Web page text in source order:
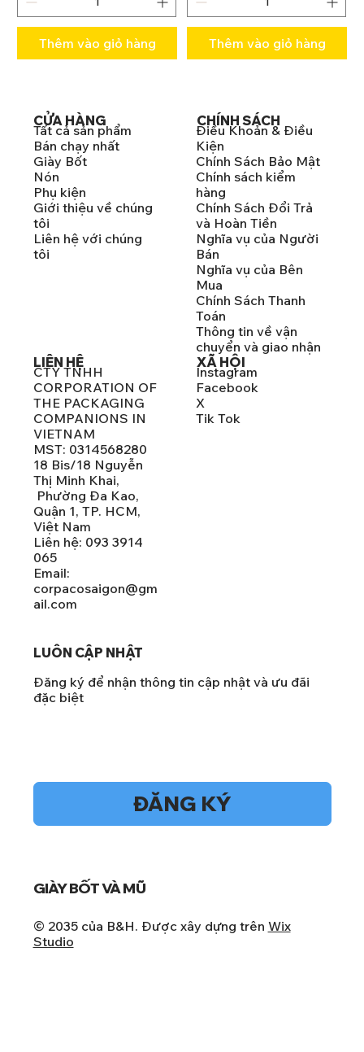
Thêm vào giỏ hàng Thêm vào giỏ hàng
CỬA HÀNG
Tất cả sản phẩm
Bán chạy nhất
Giày Bốt
Nón
Phụ kiện
Giới thiệu về chúng
tôi
Liên hệ với chúng
tôi
CHÍNH SÁCH
Điều Khoản & Điều
Kiện
Chính Sách Bảo Mật
Chính sách kiểm
hàng
Chính Sách Đổi Trả
và Hoàn Tiền
Nghĩa vụ của Người
Bán
Nghĩa vụ của Bên
Mua
Chính Sách Thanh
Toán
Thông tin về vận
chuyển và giao nhận
LIÊN HỆ
CTY TNHH
CORPORATION OF
THE PACKAGING
COMPANIONS IN
VIETNAM
MST: 0314568280
18 Bis/18 Nguyễn
Thị Minh Khai,
Phường Đa Kao,
Quận 1, TP. HCM,
Việt Nam
Liên hệ: 093 3914
065
Email:
corpacosaigon@gm
ail.com
XÃ HỘI
Instagram
Facebook
X
Tik Tok
LUÔN CẬP NHẬT
Đăng ký để nhận thông tin cập nhật và ưu đãi
đặc biệt
ĐĂNG KÝ
GIÀY BỐT VÀ MŨ
© 2035 của B&H. Được xây dựng trên Wix
Studio